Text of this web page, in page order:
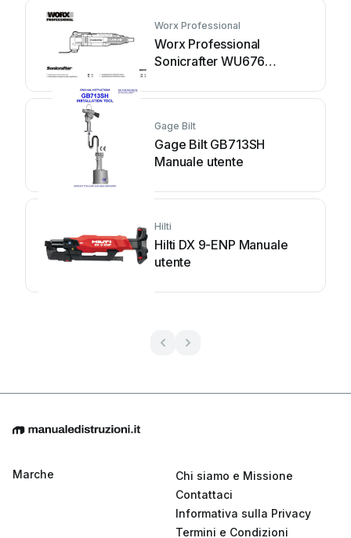
Worx Professional
Worx Professional
Sonicrafter WU676
Gage Bilt
Gage Bilt GB713SH
Manuale utente
Hilti
Hilti DX 9-ENP Manuale
utente
Marche
Chi siamo e Missione
Contattaci
Informativa sulla Privacy
Termini e Condizioni